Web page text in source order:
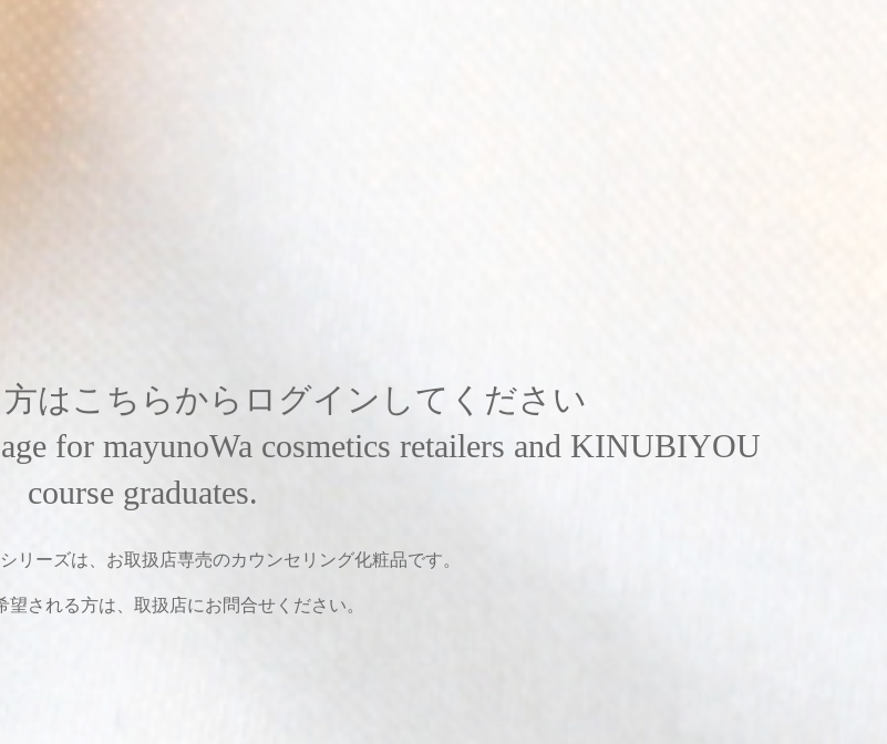
はこちらからログインしてください
for mayunoWa cosmetics retailers and KINUBIYOU
course graduates.
リーズは、お取扱店専売のカウンセリング化粧品です。
望される方は、取扱店にお問合せください。